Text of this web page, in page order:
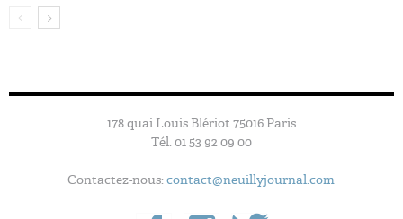
178 quai Louis Blériot 75016 Paris
Tél. 01 53 92 09 00
Contactez-nous:contact@neuillyjournal.com